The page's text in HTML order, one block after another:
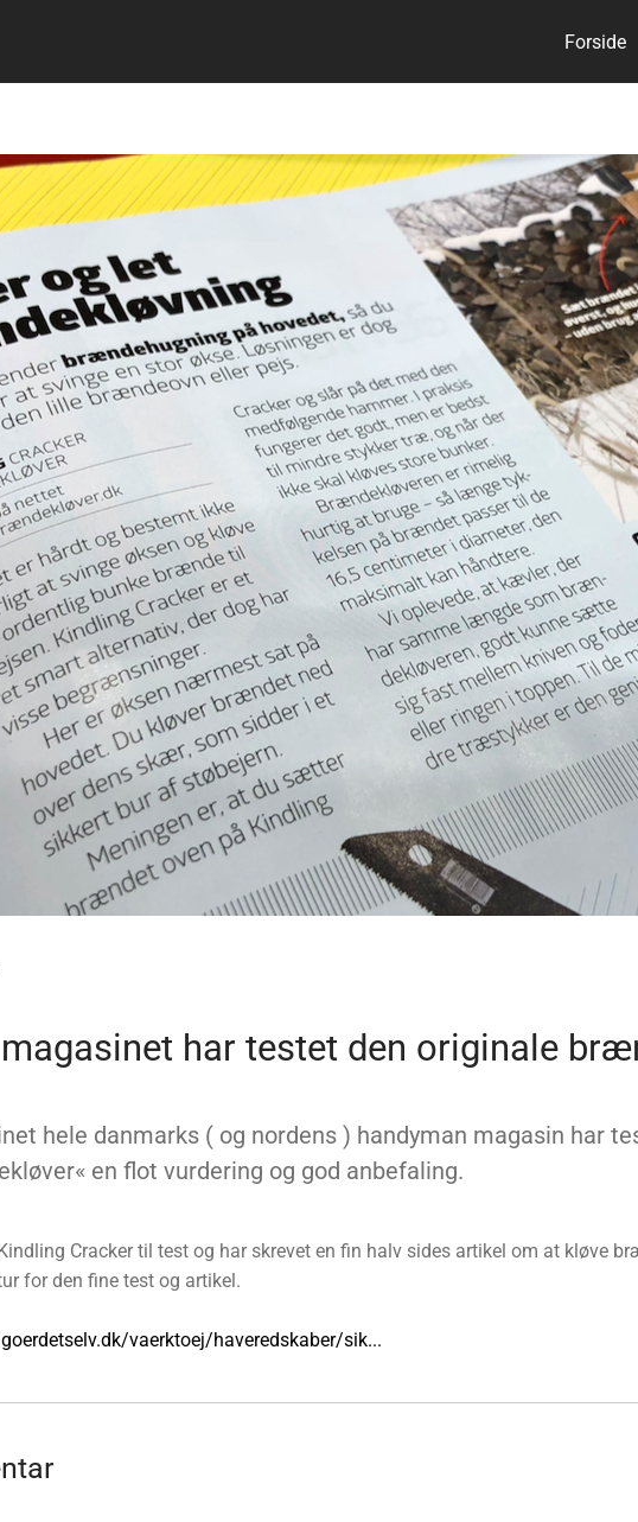
Forside
magasinet har testet den originale
hele danmarks ( og nordens ) handyman magasin har
en flot vurdering og god anbefaling.
Cracker til test og har skrevet en fin halv sides artikel om at kløve
for den fine test og artikel.
vaerktoej/haveredskaber/sik...